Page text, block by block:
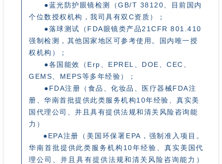
●蓝光防护眼镜检测（GB/T 38120、目前国内
个位数授权机构，我司具有双C资质）；
●落球测试（FDA眼镜类产品21CFR 801.410
强制检测，其他国家地区可参考使用。国内唯一授
权机构）；
●各国能效（Erp、EPREL、DOE、CEC、
GEMS、MEPS等多年经验）；
●FDA注册（食品、化妆品、医疗器械FDA注
册、华南首批提供此类服务机构10年经验、真实美
国代理公司、并且具有提供法规和清关风险咨询能
力）
●EPA注册（美国环保署EPA，强制准入项目。
华南首批提供此类服务机构10年经验、真实美国代
理公司、并且具有提供法规和清关风险咨询能力）